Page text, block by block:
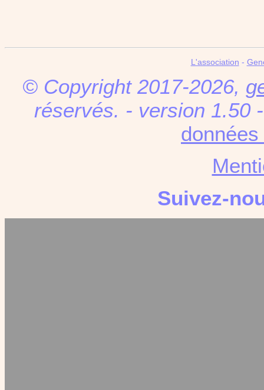
L'association -
© Copyright 2017-2026,
réservés. - version 1.50
Suivez-